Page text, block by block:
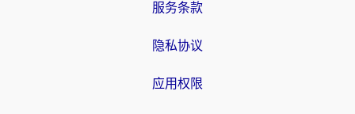
服务条款
隐私协议
应用权限